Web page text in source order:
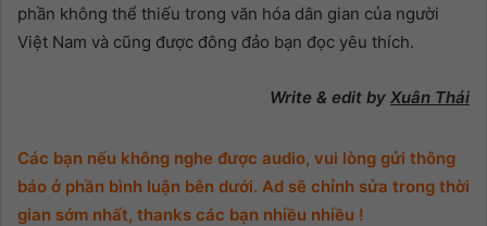
phần không thể thiếu trong văn hóa dân gian của người
Việt Nam và cũng được đông đảo bạn đọc yêu thích.
Write & edit by Xuân Thái
Các bạn nếu không nghe được audio, vui lòng gửi thông
báo ở phần bình luận bên dưới. Ad sẽ chỉnh sửa trong thời
gian sớm nhất, thanks các bạn nhiều nhiều !